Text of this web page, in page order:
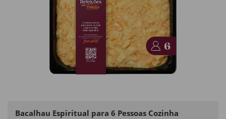
Bacalhau Espiritual para 6 Pessoas Cozinha